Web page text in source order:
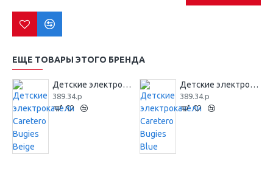
ЕЩЕ ТОВАРЫ ЭТОГО БРЕНДА
Детские электрокачели Caretero Bugies Beige
389.34.р
Детские электрокачели Caretero Bugies Blue
389.34.р